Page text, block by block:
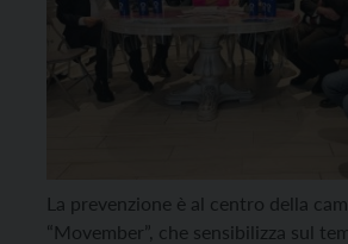
La prevenzione è al centro della
“Movember”, che sensibilizza sul